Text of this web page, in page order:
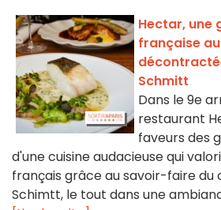
Hectar, une
française
Schmitt
Dans le 9e
restaurant
faveurs des
d'une cuisine audacieuse qui
français grâce au savoir-faire du
Schimtt, le tout dans une